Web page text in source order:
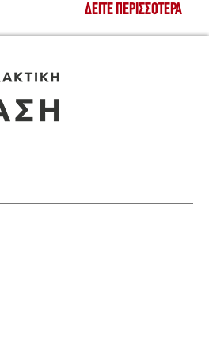
ΔΕΊΤΕ ΠΕΡΙΣΣΌΤΕΡΑ